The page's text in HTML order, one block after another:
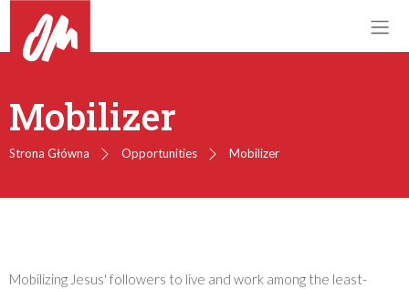
Mobilizer
Strona Główna Opportunities Mobilizer
Mobilizing Jesus' followers to live and work among the least-